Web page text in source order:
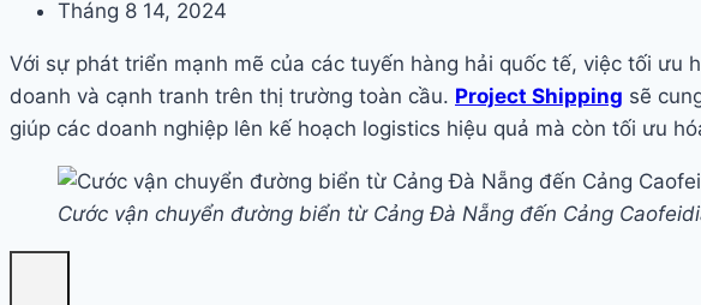
Tháng 8 14, 2024
Với sự phát triển mạnh mẽ của các tuyến hàng hải quốc tế, việc tối
doanh và cạnh tranh trên thị trường toàn cầu. Project Shipping sẽ
giúp các doanh nghiệp lên kế hoạch logistics hiệu quả mà còn tối ưu
Cước vận chuyển đường biển từ Cảng Đà Nẵng đến Cảng